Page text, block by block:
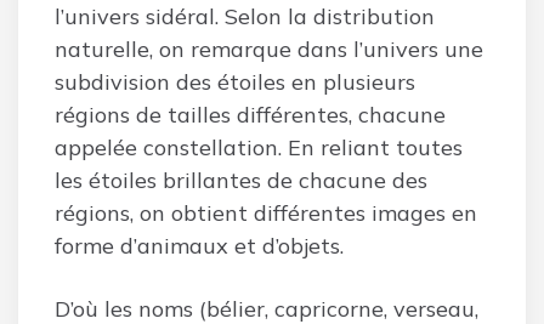
l’univers sidéral. Selon la distribution
naturelle, on remarque dans l’univers une
subdivision des étoiles en plusieurs
régions de tailles différentes, chacune
appelée constellation. En reliant toutes
les étoiles brillantes de chacune des
régions, on obtient différentes images en
forme d’animaux et d’objets.
D’où les noms (bélier, capricorne, verseau,